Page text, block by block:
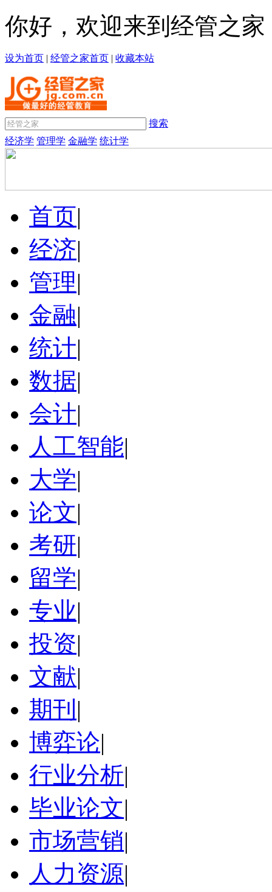
你好，欢迎来到经管之家
设为首页 | 经管之家首页 | 收藏本站
搜索
经济学 管理学 金融学 统计学
首页|
经济|
管理|
金融|
统计|
数据|
会计|
人工智能|
大学|
论文|
考研|
留学|
专业|
投资|
文献|
期刊 |
博弈论|
行业分析|
毕业论文|
市场营销|
人力资源|